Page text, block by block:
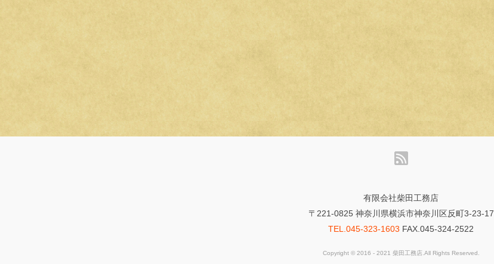
有限会社柴田工務店
〒221-0825 神奈川県横浜市神奈川区反町3-23-17
TEL.045-323-1603 FAX.045-324-2522
Copyright © 2016 - 2021 柴田工務店.All Rights Reserved.